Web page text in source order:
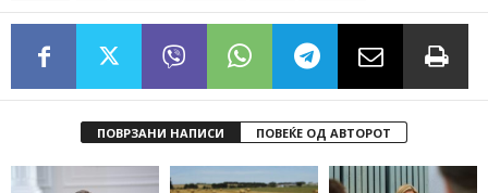
ПОВРЗАНИ НАПИСИ ПОВЕЌЕ ОД АВТОРОТ